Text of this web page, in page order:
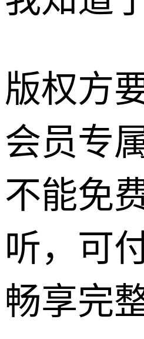
版权方
会员专
不能免
听，可
畅享完